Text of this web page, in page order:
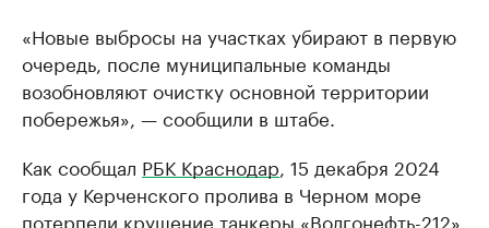
«Новые выбросы на участках убирают в первую
очередь, после муниципальные команды
возобновляют очистку основной территории
побережья», — сообщили в штабе.
Как сообщал РБК Краснодар , 15 декабря 2024
года у Керченского пролива в Черном море
потерпели крушение танкеры «Волгонефть-212»